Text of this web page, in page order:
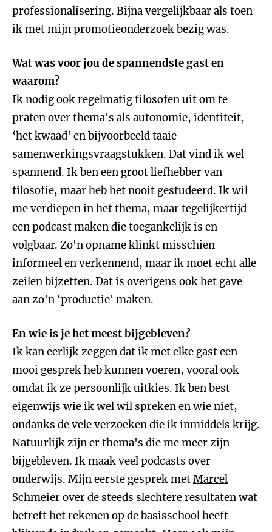
professionalisering. Bijna vergelijkbaar als toen
ik met mijn promotieonderzoek bezig was.
Wat was voor jou de spannendste gast en
waarom?
Ik nodig ook regelmatig filosofen uit om te
praten over thema's als autonomie, identiteit,
‘het kwaad' en bijvoorbeeld taaie
samenwerkingsvraagstukken. Dat vind ik wel
spannend. Ik ben een groot liefhebber van
filosofie, maar heb het nooit gestudeerd. Ik wil
me verdiepen in het thema, maar tegelijkertijd
een podcast maken die toegankelijk is en
volgbaar. Zo'n opname klinkt misschien
informeel en verkennend, maar ik moet echt alle
zeilen bijzetten. Dat is overigens ook het gave
aan zo'n ‘productie' maken.
En wie is je het meest bijgebleven?
Ik kan eerlijk zeggen dat ik met elke gast een
mooi gesprek heb kunnen voeren, vooral ook
omdat ik ze persoonlijk uitkies. Ik ben best
eigenwijs wie ik wel wil spreken en wie niet,
ondanks de vele verzoeken die ik inmiddels krijg.
Natuurlijk zijn er thema's die me meer zijn
bijgebleven. Ik maak veel podcasts over
onderwijs. Mijn eerste gesprek metMarcel
Schmeierover de steeds slechtere resultaten wat
betreft het rekenen op de basisschool heeft